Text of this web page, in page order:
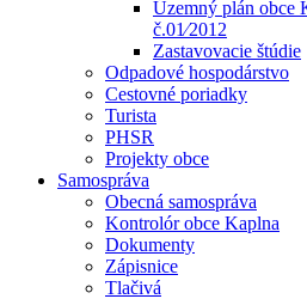
Územný plán obce
č.01⁄2012
Zastavovacie štúdie
Odpadové hospodárstvo
Cestovné poriadky
Turista
PHSR
Projekty obce
Samospráva
Obecná samospráva
Kontrolór obce Kaplna
Dokumenty
Zápisnice
Tlačivá